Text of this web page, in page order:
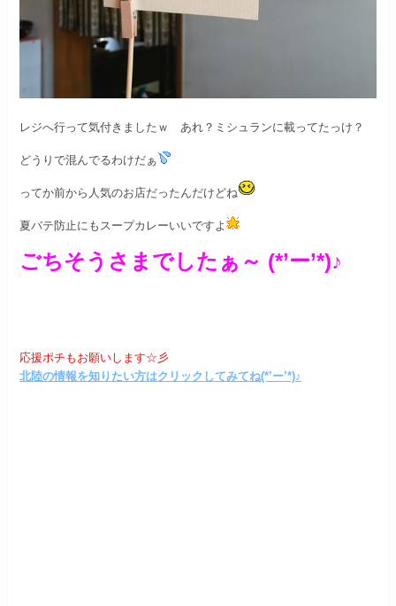
レジへ行って気付きましたｗあれ？ミシュランに載ってたっけ？
どうりで混んでるわけだぁ
ってか前から人気のお店だったんだけどね
夏バテ防止にもスープカレーいいですよ
ごちそうさまでしたぁ～ (*’ー’*)♪
応援ポチもお願いします☆彡
北陸の情報を知りたい方はクリックしてみてね(*’ー’*)♪